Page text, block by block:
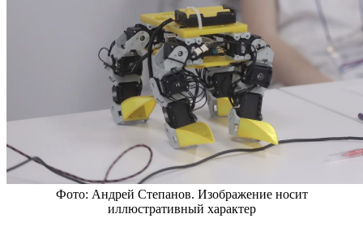
Фото: Андрей Степанов. Изображение носит
иллюстративный характер